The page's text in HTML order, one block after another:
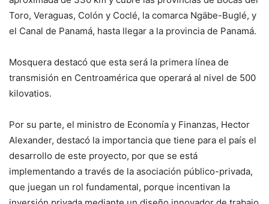
Toro, Veraguas, Colón y Coclé, la comarca Ngäbe-Buglé, y
el Canal de Panamá, hasta llegar a la provincia de Panamá.
Mosquera destacó que esta será la primera línea de
transmisión en Centroamérica que operará al nivel de 500
kilovatios.
Por su parte, el ministro de Economía y Finanzas, Hector
Alexander, destacó la importancia que tiene para el país el
desarrollo de este proyecto, por que se está
implementando a través de la asociación público-privada,
que juegan un rol fundamental, porque incentivan la